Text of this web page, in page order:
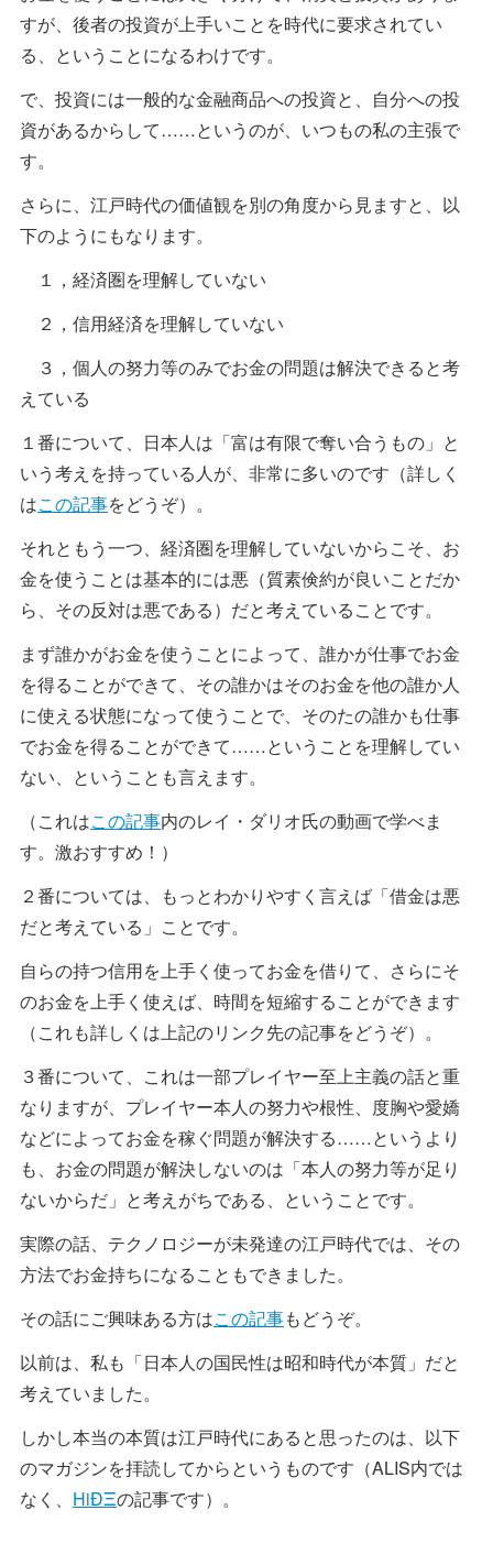
すが、後者の投資が上手いことを時代に要求されてい
る、ということになるわけです。
で、投資には一般的な金融商品への投資と、自分への投
資があるからして……というのが、いつもの私の主張で
す。
さらに、江戸時代の価値観を別の角度から見ますと、以
下のようにもなります。
１，経済圏を理解していない
２，信用経済を理解していない
３，個人の努力等のみでお金の問題は解決できると考
えている
１番について、日本人は「富は有限で奪い合うもの」と
いう考えを持っている人が、非常に多いのです（詳しく
はこの記事をどうぞ）。
それともう一つ、経済圏を理解していないからこそ、お
金を使うことは基本的には悪（質素倹約が良いことだか
ら、その反対は悪である）だと考えていることです。
まず誰かがお金を使うことによって、誰かが仕事でお金
を得ることができて、その誰かはそのお金を他の誰か人
に使える状態になって使うことで、そのたの誰かも仕事
でお金を得ることができて……ということを理解してい
ない、ということも言えます。
（これはこの記事内のレイ・ダリオ氏の動画で学べま
す。激おすすめ！）
２番については、もっとわかりやすく言えば「借金は悪
だと考えている」ことです。
自らの持つ信用を上手く使ってお金を借りて、さらにそ
のお金を上手く使えば、時間を短縮することができます
（これも詳しくは上記のリンク先の記事をどうぞ）。
３番について、これは一部プレイヤー至上主義の話と重
なりますが、プレイヤー本人の努力や根性、度胸や愛嬌
などによってお金を稼ぐ問題が解決する……というより
も、お金の問題が解決しないのは「本人の努力等が足り
ないからだ」と考えがちである、ということです。
実際の話、テクノロジーが未発達の江戸時代では、その
方法でお金持ちになることもできました。
その話にご興味ある方はこの記事もどうぞ。
以前は、私も「日本人の国民性は昭和時代が本質」だと
考えていました。
しかし本当の本質は江戸時代にあると思ったのは、以下
のマガジンを拝読してからというものです（ALIS内では
なく、 HiÐΞの記事です）。